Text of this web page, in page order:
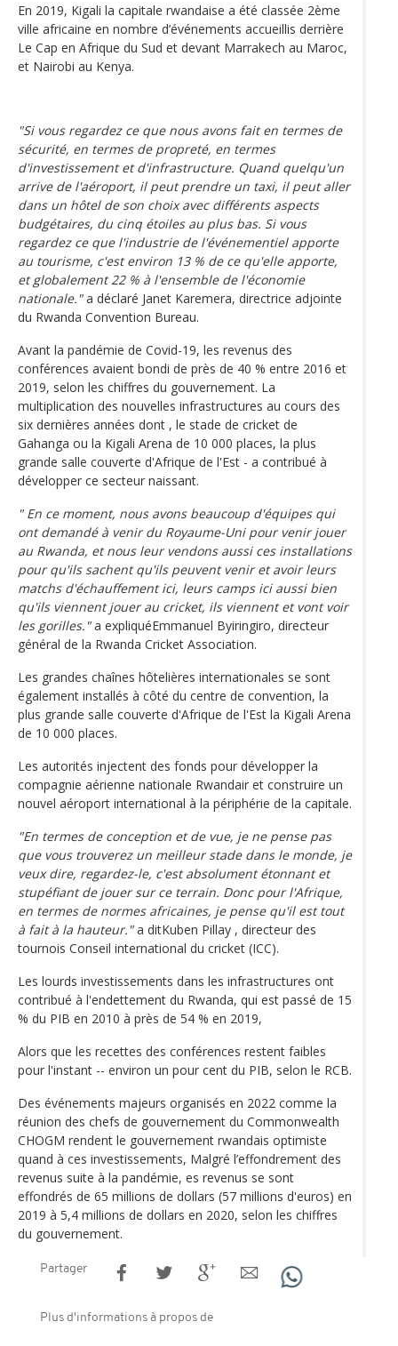
En 2019, Kigali la capitale rwandaise a été classée 2ème
ville africaine en nombre d’événements accueillis derrière
Le Cap en Afrique du Sud et devant Marrakech au Maroc,
et Nairobi au Kenya.
"Si vous regardez ce que nous avons fait en termes de
sécurité, en termes de propreté, en termes
d'investissement et d'infrastructure. Quand quelqu'un
arrive de l'aéroport, il peut prendre un taxi, il peut aller
dans un hôtel de son choix avec différents aspects
budgétaires, du cinq étoiles au plus bas. Si vous
regardez ce que l'industrie de l'événementiel apporte
au tourisme, c'est environ 13 % de ce qu'elle apporte,
et globalement 22 % à l'ensemble de l'économie
nationale."a déclaré Janet Karemera, directrice adjointe
du Rwanda Convention Bureau.
Avant la pandémie de Covid-19, les revenus des
conférences avaient bondi de près de 40 % entre 2016 et
2019, selon les chiffres du gouvernement. La
multiplication des nouvelles infrastructures au cours des
six dernières années dont , le stade de cricket de
Gahanga ou la Kigali Arena de 10 000 places, la plus
grande salle couverte d'Afrique de l'Est - a contribué à
développer ce secteur naissant.
" En ce moment, nous avons beaucoup d'équipes qui
ont demandé à venir du Royaume-Uni pour venir jouer
au Rwanda, et nous leur vendons aussi ces installations
pour qu'ils sachent qu'ils peuvent venir et avoir leurs
matchs d'échauffement ici, leurs camps ici aussi bien
qu'ils viennent jouer au cricket, ils viennent et vont voir
les gorilles."a expliquéEmmanuel Byiringiro, directeur
général de la Rwanda Cricket Association.
Les grandes chaînes hôtelières internationales se sont
également installés à côté du centre de convention, la
plus grande salle couverte d'Afrique de l'Est la Kigali Arena
de 10 000 places.
Les autorités injectent des fonds pour développer la
compagnie aérienne nationale Rwandair et construire un
nouvel aéroport international à la périphérie de la capitale.
"En termes de conception et de vue, je ne pense pas
que vous trouverez un meilleur stade dans le monde, je
veux dire, regardez-le, c'est absolument étonnant et
stupéfiant de jouer sur ce terrain. Donc pour l'Afrique,
en termes de normes africaines, je pense qu'il est tout
à fait à la hauteur."a ditKuben Pillay , directeur des
tournois Conseil international du cricket (ICC).
Les lourds investissements dans les infrastructures ont
contribué à l'endettement du Rwanda, qui est passé de 15
% du PIB en 2010 à près de 54 % en 2019,
Alors que les recettes des conférences restent faibles
pour l'instant -- environ un pour cent du PIB, selon le RCB.
Des événements majeurs organisés en 2022 comme la
réunion des chefs de gouvernement du Commonwealth
CHOGM rendent le gouvernement rwandais optimiste
quand à ces investissements, Malgré l’effondrement des
revenus suite à la pandémie, es revenus se sont
effondrés de 65 millions de dollars (57 millions d'euros) en
2019 à 5,4 millions de dollars en 2020, selon les chiffres
du gouvernement.
Partager
Plus d'informations à propos de